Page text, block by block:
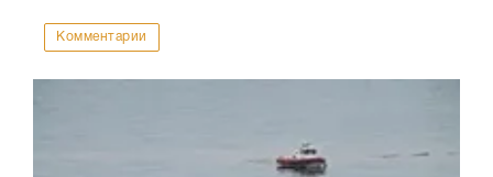
Комментарии